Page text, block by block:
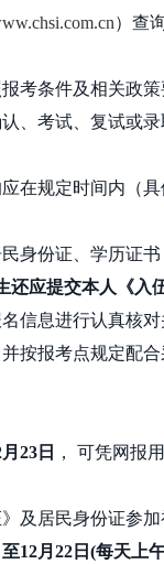
）查
考条件及相关政
、考试、复试或
在规定时间内（
身份证、学历证
还应提交本人《入
信息进行认真核
按报考点规定配
23日 ，
可凭网报
及居民身份证参
12月22日(每天上